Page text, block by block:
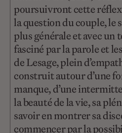
poursuivront cette
la question du couple, le
plus générale et avec un
fasciné par la parole et
de Lesage, plein
construit autour d’une
manque, d’une
la beauté de la vie, sa
savoir en montrer sa
commencer par la